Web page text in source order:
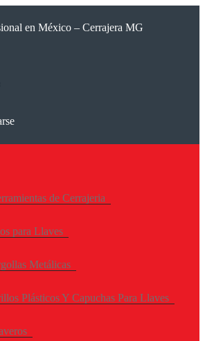
en México – Cerrajera MG
de Cerrajeria
para Llaves
Metálicas
Plásticos Y Capuchas Para Llaves